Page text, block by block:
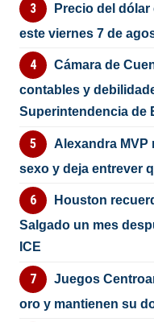
Precio del
este viernes 7 de
Cámara de
contables y
Superintendencia de
Alexandra MVP
sexo y deja entrever
Houston
Salgado un mes
ICE
Juegos
oro y mantienen su